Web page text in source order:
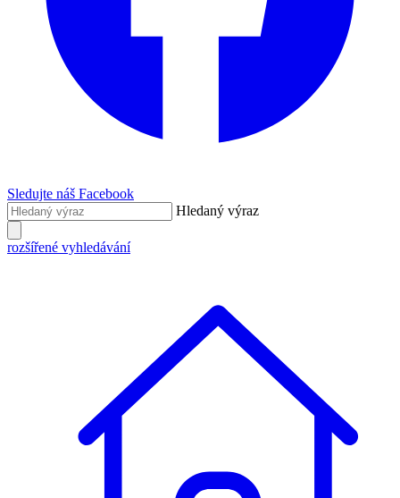
Sledujte náš Facebook
Hledaný výraz
rozšířené vyhledávání